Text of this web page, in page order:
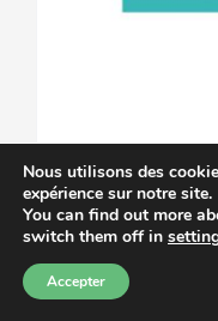
Nous utilisons des
expérience sur notre site.
You can find out more
switch them off in
Accepter